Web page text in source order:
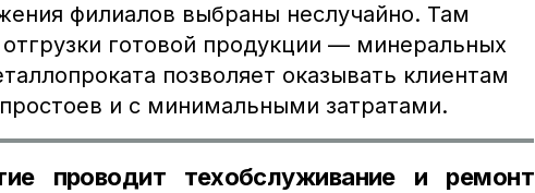
филиалов выбраны неслучайно. Там
готовой продукции — минеральных
позволяет оказывать клиентам
и с минимальными затратами.
проводит техобслуживание и ремонт